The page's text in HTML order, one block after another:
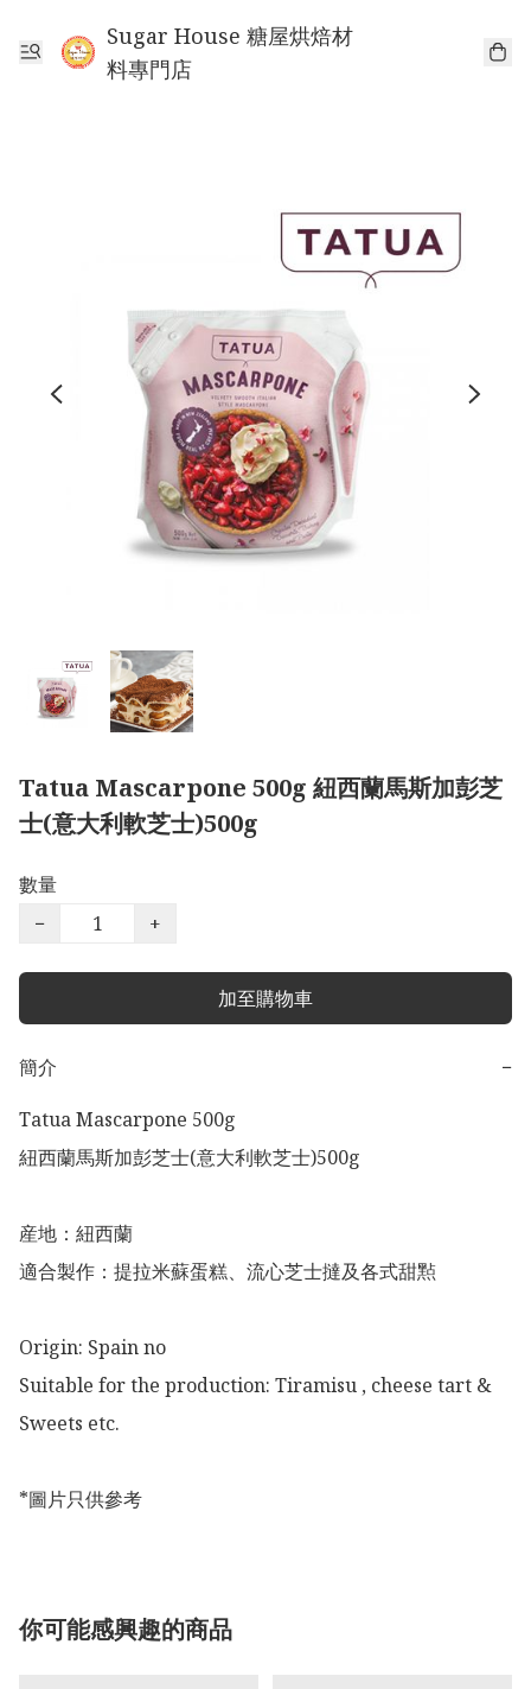
Sugar House 糖屋烘焙材
料專門店
Tatua Mascarpone 500g 紐西蘭馬斯加彭芝
士(意大利軟芝士)500g
數量
−
+
加至購物車
簡介
−
Tatua Mascarpone 500g
紐西蘭馬斯加彭芝士(意大利軟芝士)500g
産地：紐西蘭
適合製作：提拉米蘇蛋糕、流心芝士撻及各式甜㸃
Origin: Spain no
Suitable for the production: Tiramisu , cheese tart &
Sweets etc.
*圖片只供參考
你可能感興趣的商品